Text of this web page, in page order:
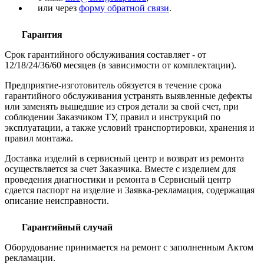
или через форму обратной связи.
Гарантия
Срок гарантийного обслуживания составляет - от
12/18/24/36/60 месяцев (в зависимости от комплектации).
Предприятие-изготовитель обязуется в течение срока
гарантийного обслуживания устранять выявленные дефекты
или заменять вышедшие из строя детали за свой счет, при
соблюдении Заказчиком ТУ, правил и инструкций по
эксплуатации, а также условий транспортировки, хранения и
правил монтажа.
Доставка изделий в сервисный центр и возврат из ремонта
осуществляется за счет Заказчика. Вместе с изделием для
проведения диагностики и ремонта в Сервисный центр
сдается паспорт на изделие и Заявка-рекламация, содержащая
описание неисправности.
Гарантийный случай
Оборудование принимается на ремонт с заполненным Актом
рекламации.